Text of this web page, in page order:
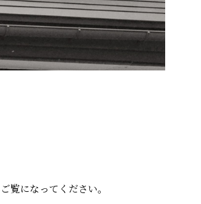
になってください。